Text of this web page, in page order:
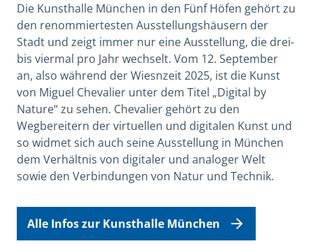
Die Kunsthalle München in den Fünf Höfen gehört zu
den renommiertesten Ausstellungshäusern der
Stadt und zeigt immer nur eine Ausstellung, die drei-
bis viermal pro Jahr wechselt. Vom 12. September
an, also während der Wiesnzeit 2025, ist die Kunst
von Miguel Chevalier unter dem Titel „Digital by
Nature“ zu sehen. Chevalier gehört zu den
Wegbereitern der virtuellen und digitalen Kunst und
so widmet sich auch seine Ausstellung in München
dem Verhältnis von digitaler und analoger Welt
sowie den Verbindungen von Natur und Technik.
Alle Infos zur Kunsthalle München